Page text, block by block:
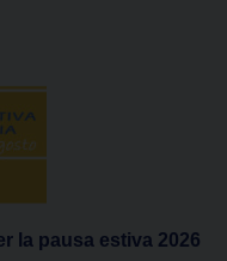
la pausa estiva 2026